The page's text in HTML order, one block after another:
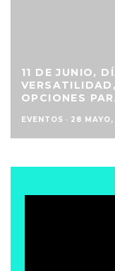
11 DE JUNIO,
OPCIONES
EVENTOS · 28